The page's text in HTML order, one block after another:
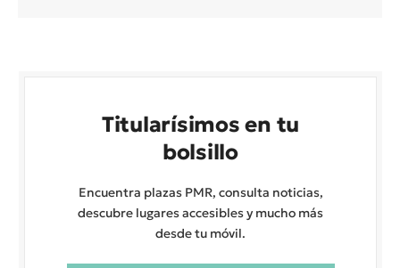
Titularísimos en tu
bolsillo
Encuentra plazas PMR, consulta noticias,
descubre lugares accesibles y mucho más
desde tu móvil.